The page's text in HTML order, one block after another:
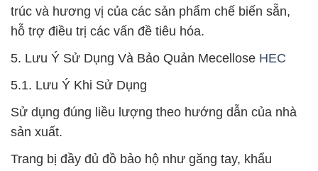
trúc và hương vị của các sản phẩm chế biến sẵn,
hỗ trợ điều trị các vấn đề tiêu hóa.
5. Lưu Ý Sử Dụng Và Bảo Quản Mecellose HEC
5.1. Lưu Ý Khi Sử Dụng
Sử dụng đúng liều lượng theo hướng dẫn của nhà
sản xuất.
Trang bị đầy đủ đồ bảo hộ như găng tay, khẩu